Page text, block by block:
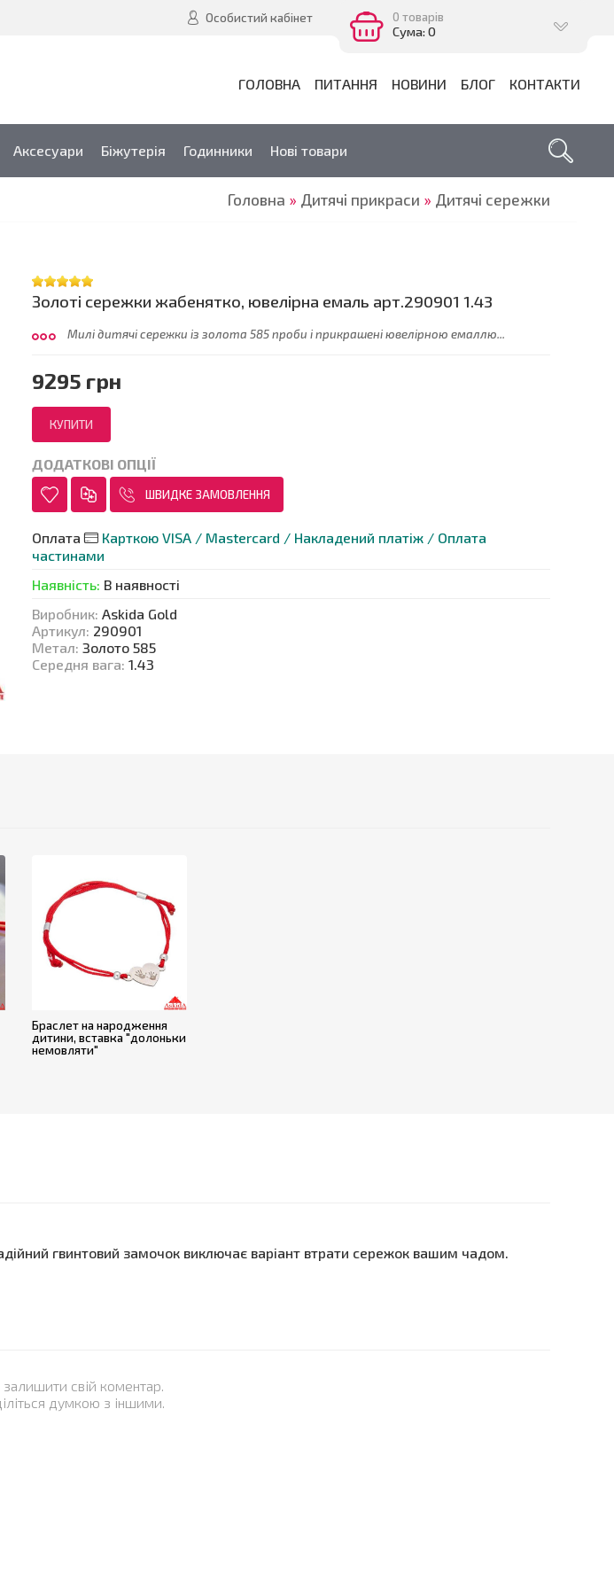
Особистий кабінет 0 товарів
Сума: 0
ГОЛОВНА ПИТАННЯ НОВИНИ БЛОГ КОНТАКТИ
Аксесуари Біжутерія Годинники Нові товари
Головна » Дитячі прикраси » Дитячі сережки
Золоті сережки жабенятко, ювелірна емаль арт.290901 1.43
Милі дитячі сережки із золота 585 проби і прикрашені ювелірною емаллю...
9295 грн
ДОДАТКОВІ ОПЦІЇ
ШВИДКЕ ЗАМОВЛЕННЯ
Оплата
Карткою VISA / Mastercard / Накладений платіж / Оплата
частинами
Наявність: В наявності
Виробник: Askida Gold
Артикул: 290901
Метал: Золото 585
Середня вага: 1.43
Браслет на народження
дитини, вставка "долоньки
немовляти"
гвинтовий замочок виключає варіант втрати сережок вашим чадом.
свій коментар.
думкою з іншими.